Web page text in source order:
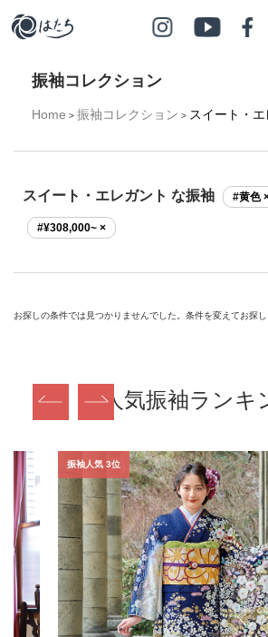
振袖コレクション
Home > 振袖コレクション > スイート・エ
スイート・エレガント な振袖 #黄色
#¥308,000~ ×
お探しの条件では見つかりませんでした。条件を変えてお探し
人気振袖ランキ
振袖人気 3位